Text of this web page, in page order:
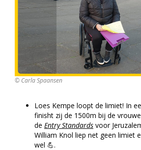
© Carla Spaansen
Loes Kempe loopt de limiet! In
finisht zij de 1500m bij de
de Entry Standards voor
William Knol liep net geen limiet
wel 💪.